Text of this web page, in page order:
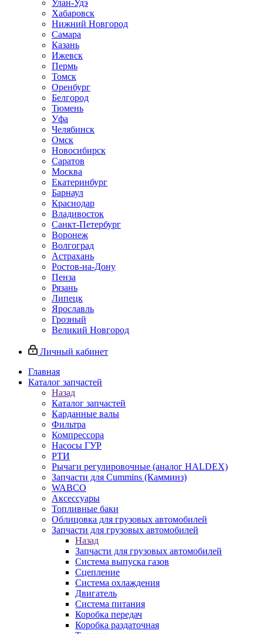
Улан-Удэ
Хабаровск
Нижний Новгород
Самара
Казань
Ижевск
Пермь
Томск
Оренбург
Белгород
Тюмень
Уфа
Челябинск
Омск
Новосибирск
Саратов
Москва
Екатеринбург
Барнаул
Краснодар
Владивосток
Санкт-Петербург
Воронеж
Волгоград
Астрахань
Ростов-на-Дону
Пенза
Рязань
Липецк
Ярославль
Грозный
Великий Новгород
Личный кабинет
Главная
Каталог запчастей
Назад
Каталог запчастей
Карданные валы
Фильтра
Компрессора
Насосы ГУР
РТИ
Рычаги регулировочные (аналог HALDEX)
Запчасти для Cummins (Камминз)
WABCO
Аксессуары
Топливные баки
Облицовка для грузовых автомобилей
Запчасти для грузовых автомобилей
Назад
Запчасти для грузовых автомобилей
Система выпуска газов
Сцепление
Система охлаждения
Двигатель
Система питания
Коробка передач
Коробка раздаточная